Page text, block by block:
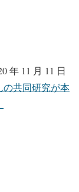
年 11 月 11 日
の共同研究が本